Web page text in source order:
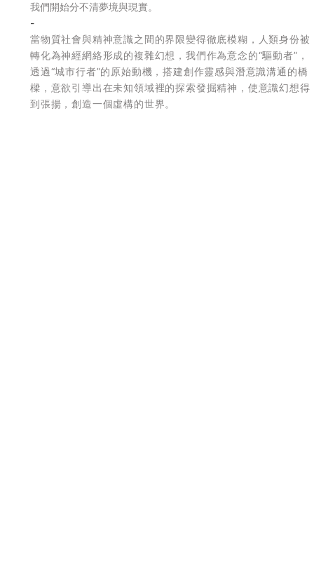
我們開始分不清夢境與現實。
-
當物質社會與精神意識之間的界限變得徹底模糊，人類身份被
轉化為神經網絡形成的複雜幻想，我們作為意念的“驅動者”，
透過“城市行者”的原始動機，搭建創作靈感與潛意識溝通的橋
樑，意欲引導出在未知領域裡的探索發掘精神，使意識幻想得
到張揚，創造一個虛構的世界。